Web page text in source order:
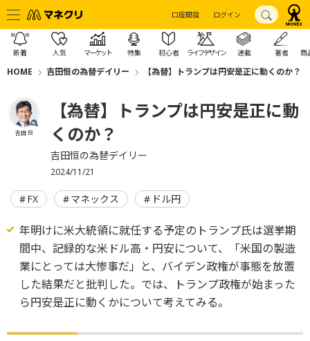
口座開設 ログイン
新着 人気 マーケット 特集 初心者 ライフデザイン 連載 著者 商
HOME 吉田恒の為替デイリー 【為替】トランプは円安是正に動くのか？
吉田 恒
【為替】トランプは円安是正に動
くのか？
吉田恒の為替デイリー
2024/11/21
FX マネックス ドル円
年明けに米大統領に就任する予定のトランプ氏は選挙期
間中、記録的な米ドル高・円安について、「米国の製造
業にとっては大惨事だ」と、バイデン政権が事態を放置
した結果だと批判した。では、トランプ政権が始まった
ら円安是正に動くかについて考えてみる。